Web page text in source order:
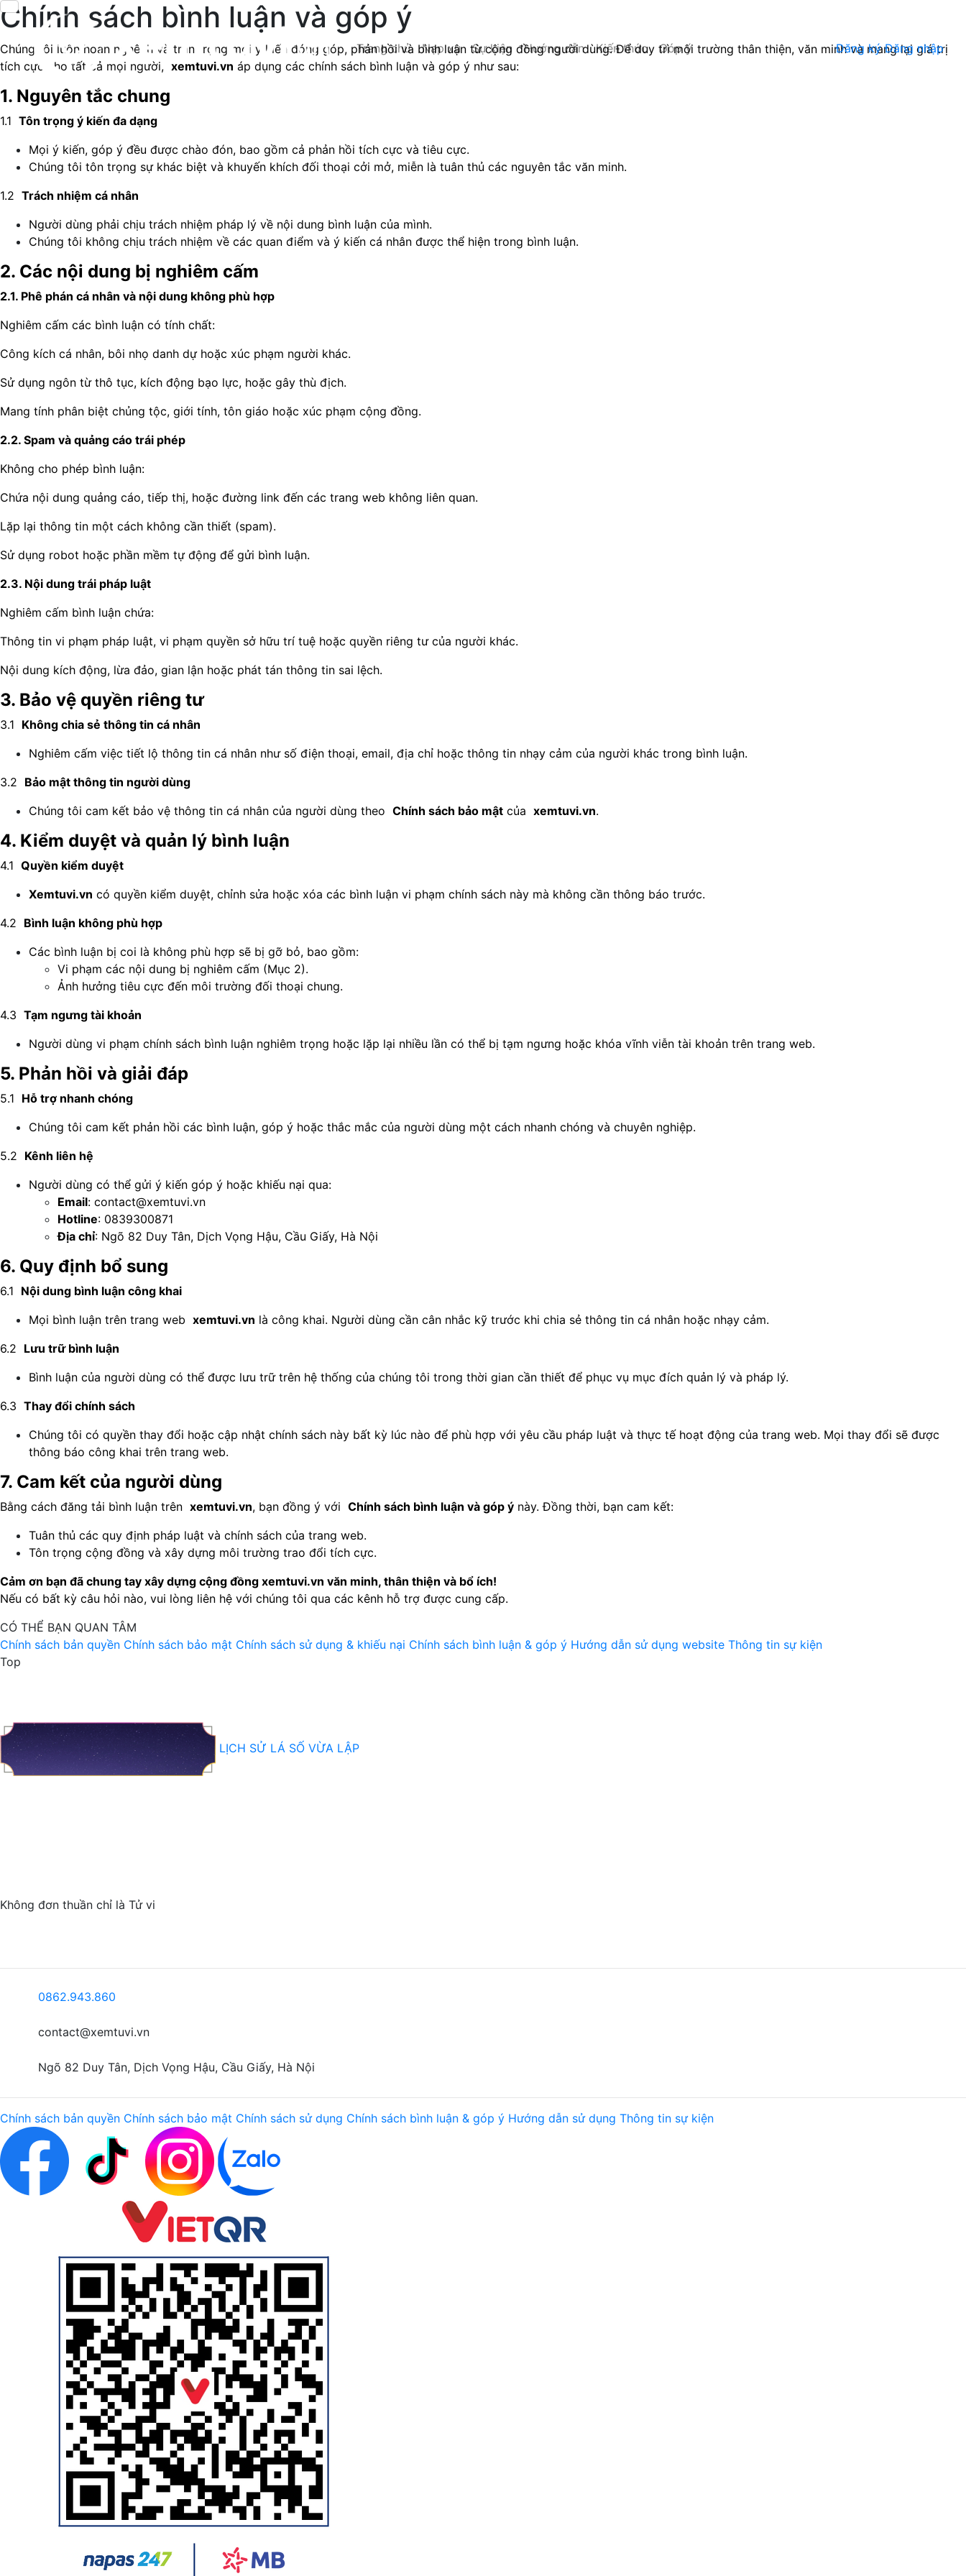
Trang chủ Nạp xu Sự kiện Hướng dẫn Kiến thức Góp ý Đăng kýĐăng nhập
Chính sách bình luận và góp ý
Chúng tôi luôn hoan nghênh và trân trọng mọi ý kiến đóng góp, phản hồi và bình luận từ cộng đồng người dùng. Để duy trì môi trường thân thiện, văn minh và mang lại giá trị
tích cực cho tất cả mọi người, xemtuvi.vn áp dụng các chính sách bình luận và góp ý như sau:
1. Nguyên tắc chung
1.1 Tôn trọng ý kiến đa dạng
Mọi ý kiến, góp ý đều được chào đón, bao gồm cả phản hồi tích cực và tiêu cực.
Chúng tôi tôn trọng sự khác biệt và khuyến khích đối thoại cởi mở, miễn là tuân thủ các nguyên tắc văn minh.
1.2 Trách nhiệm cá nhân
Người dùng phải chịu trách nhiệm pháp lý về nội dung bình luận của mình.
Chúng tôi không chịu trách nhiệm về các quan điểm và ý kiến cá nhân được thể hiện trong bình luận.
2. Các nội dung bị nghiêm cấm
2.1. Phê phán cá nhân và nội dung không phù hợp
Nghiêm cấm các bình luận có tính chất:
Công kích cá nhân, bôi nhọ danh dự hoặc xúc phạm người khác.
Sử dụng ngôn từ thô tục, kích động bạo lực, hoặc gây thù địch.
Mang tính phân biệt chủng tộc, giới tính, tôn giáo hoặc xúc phạm cộng đồng.
2.2. Spam và quảng cáo trái phép
Không cho phép bình luận:
Chứa nội dung quảng cáo, tiếp thị, hoặc đường link đến các trang web không liên quan.
Lặp lại thông tin một cách không cần thiết (spam).
Sử dụng robot hoặc phần mềm tự động để gửi bình luận.
2.3. Nội dung trái pháp luật
Nghiêm cấm bình luận chứa:
Thông tin vi phạm pháp luật, vi phạm quyền sở hữu trí tuệ hoặc quyền riêng tư của người khác.
Nội dung kích động, lừa đảo, gian lận hoặc phát tán thông tin sai lệch.
3. Bảo vệ quyền riêng tư
3.1 Không chia sẻ thông tin cá nhân
Nghiêm cấm việc tiết lộ thông tin cá nhân như số điện thoại, email, địa chỉ hoặc thông tin nhạy cảm của người khác trong bình luận.
3.2 Bảo mật thông tin người dùng
Chúng tôi cam kết bảo vệ thông tin cá nhân của người dùng theo Chính sách bảo mật của xemtuvi.vn.
4. Kiểm duyệt và quản lý bình luận
4.1 Quyền kiểm duyệt
Xemtuvi.vn có quyền kiểm duyệt, chỉnh sửa hoặc xóa các bình luận vi phạm chính sách này mà không cần thông báo trước.
4.2 Bình luận không phù hợp
Các bình luận bị coi là không phù hợp sẽ bị gỡ bỏ, bao gồm:
Vi phạm các nội dung bị nghiêm cấm (Mục 2).
Ảnh hưởng tiêu cực đến môi trường đối thoại chung.
4.3 Tạm ngưng tài khoản
Người dùng vi phạm chính sách bình luận nghiêm trọng hoặc lặp lại nhiều lần có thể bị tạm ngưng hoặc khóa vĩnh viễn tài khoản trên trang web.
5. Phản hồi và giải đáp
5.1 Hỗ trợ nhanh chóng
Chúng tôi cam kết phản hồi các bình luận, góp ý hoặc thắc mắc của người dùng một cách nhanh chóng và chuyên nghiệp.
5.2 Kênh liên hệ
Người dùng có thể gửi ý kiến góp ý hoặc khiếu nại qua:
Email: contact@xemtuvi.vn
Hotline: 0839300871
Địa chỉ: Ngõ 82 Duy Tân, Dịch Vọng Hậu, Cầu Giấy, Hà Nội
6. Quy định bổ sung
6.1 Nội dung bình luận công khai
Mọi bình luận trên trang web xemtuvi.vn là công khai. Người dùng cần cân nhắc kỹ trước khi chia sẻ thông tin cá nhân hoặc nhạy cảm.
6.2 Lưu trữ bình luận
Bình luận của người dùng có thể được lưu trữ trên hệ thống của chúng tôi trong thời gian cần thiết để phục vụ mục đích quản lý và pháp lý.
6.3 Thay đổi chính sách
Chúng tôi có quyền thay đổi hoặc cập nhật chính sách này bất kỳ lúc nào để phù hợp với yêu cầu pháp luật và thực tế hoạt động của trang web. Mọi thay đổi sẽ được
thông báo công khai trên trang web.
7. Cam kết của người dùng
Bằng cách đăng tải bình luận trên xemtuvi.vn, bạn đồng ý với Chính sách bình luận và góp ý này. Đồng thời, bạn cam kết:
Tuân thủ các quy định pháp luật và chính sách của trang web.
Tôn trọng cộng đồng và xây dựng môi trường trao đổi tích cực.
Cảm ơn bạn đã chung tay xây dựng cộng đồng xemtuvi.vn văn minh, thân thiện và bổ ích!
Nếu có bất kỳ câu hỏi nào, vui lòng liên hệ với chúng tôi qua các kênh hỗ trợ được cung cấp.
CÓ THỂ BẠN QUAN TÂM
Chính sách bản quyền Chính sách bảo mật Chính sách sử dụng & khiếu nại Chính sách bình luận & góp ý Hướng dẫn sử dụng website Thông tin sự kiện
Top
LỊCH SỬ LÁ SỐ VỪA LẬP
Không đơn thuần chỉ là Tử vi
0862.943.860
contact@xemtuvi.vn
Ngõ 82 Duy Tân, Dịch Vọng Hậu, Cầu Giấy, Hà Nội
Chính sách bản quyền Chính sách bảo mật Chính sách sử dụng Chính sách bình luận & góp ý Hướng dẫn sử dụng Thông tin sự kiện